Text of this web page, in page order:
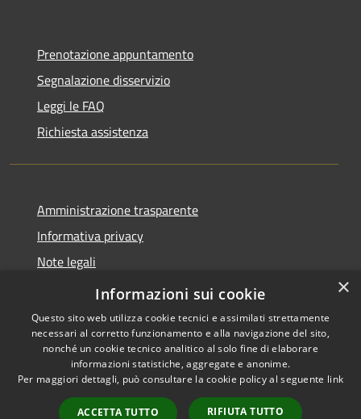
Prenotazione appuntamento
Segnalazione disservizio
Leggi le FAQ
Richiesta assistenza
Amministrazione trasparente
Informativa privacy
Note legali
Dichiarazione di accessibilità
Accessibilità
Copyright © 2026 • Comune di
Lettomanoppello • Powered by
Municipium•
Accesso
×
Informazioni sui cookie
Questo sito web utilizza cookie tecnici e assimilati strettamente
necessari al corretto funzionamento e alla navigazione del sito,
nonché un cookie tecnico analitico al solo fine di elaborare
informazioni statistiche, aggregate e anonime.
Per maggiori dettagli, può consultare la cookie policy al seguente link
ACCETTA TUTTO RIFIUTA TUTTO